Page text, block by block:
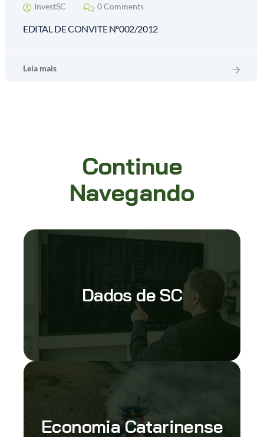
InvestSC 0 Comments
EDITAL DE CONVITE Nº002/2012
Leia mais
Continue
Navegando
Dados de SC
Economia Catarinense